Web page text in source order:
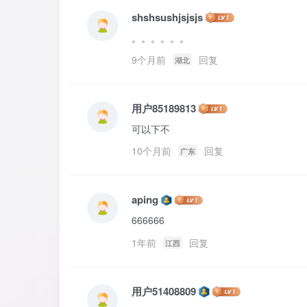
shshsushjsjsjs
。。。。。。
9个月前
湖北 回复
用户85189813
可以下不
10个月前
广东 回复
aping
666666
1年前
江西 回复
用户51408809